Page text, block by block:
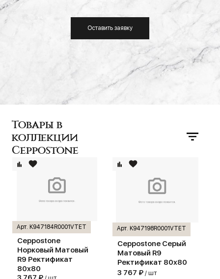
Оставить заявку
Товары в
коллекции
Ceppostone
Арт. K947184R0001VTET
Ceppostone
Норковый Матовый
R9 Ректификат
80x80
Арт. K947198R0001VTET
Ceppostone Серый
Матовый R9
Ректификат 80x80
3 767 ₽ / шт